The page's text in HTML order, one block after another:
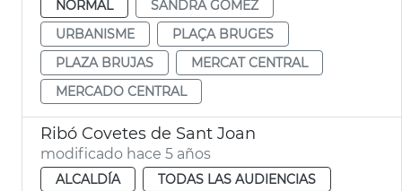
NORMAL
SANDRA GÓMEZ
URBANISME
PLAÇA BRUGES
PLAZA BRUJAS
MERCAT CENTRAL
MERCADO CENTRAL
Ribó Covetes de Sant Joan
modificado hace 5 años
ALCALDÍA
TODAS LAS AUDIENCIAS